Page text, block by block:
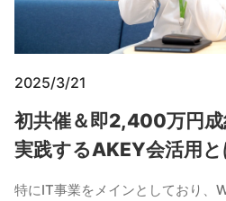
2025/3/21
初共催＆即2,400万円
実践するAKEY会活用と
特にIT事業をメインとしており、